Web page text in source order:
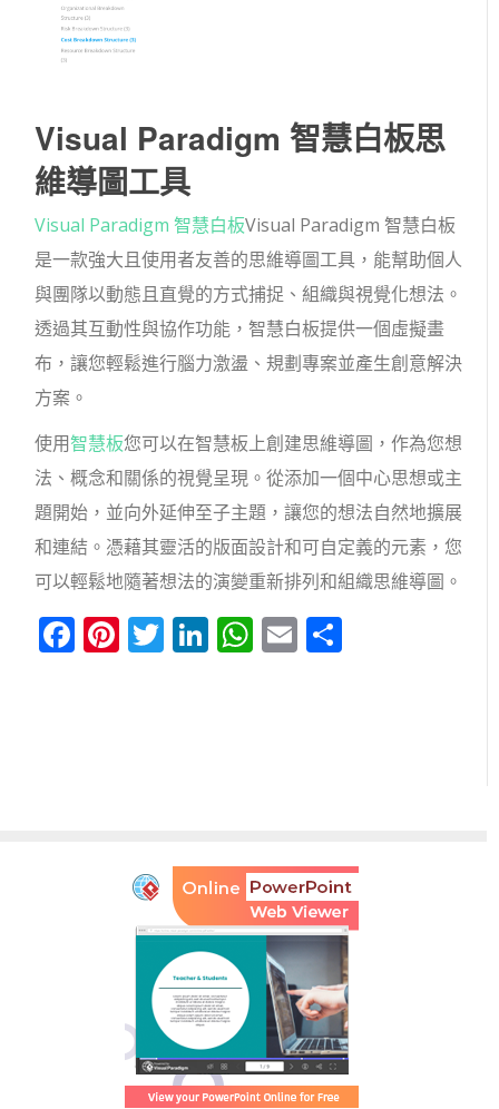
Visual Paradigm 智慧白板思
維導圖工具
Visual Paradigm 智慧白板Visual Paradigm 智慧白板
是一款強大且使用者友善的思維導圖工具，能幫助個人
與團隊以動態且直覺的方式捕捉、組織與視覺化想法。
透過其互動性與協作功能，智慧白板提供一個虛擬畫
布，讓您輕鬆進行腦力激盪、規劃專案並產生創意解決
方案。
使用智慧板您可以在智慧板上創建思維導圖，作為您想
法、概念和關係的視覺呈現。從添加一個中心思想或主
題開始，並向外延伸至子主題，讓您的想法自然地擴展
和連結。憑藉其靈活的版面設計和可自定義的元素，您
可以輕鬆地隨著想法的演變重新排列和組織思維導圖。
Facebook
Pinterest
Twitter
LinkedIn
WhatsApp
Email